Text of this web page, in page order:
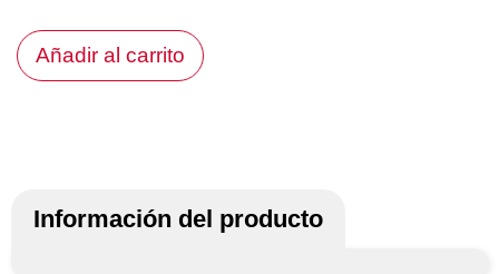
Añadir al carrito
Información del producto